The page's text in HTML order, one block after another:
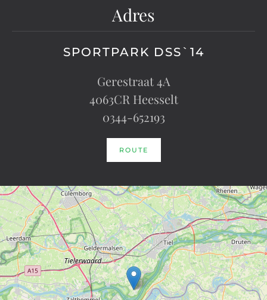
Adres
SPORTPARK DSS`14
Gerestraat 4A
4063CR Heesselt
0344-652193
ROUTE